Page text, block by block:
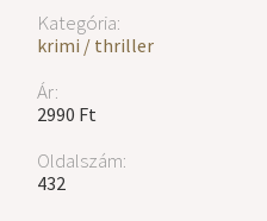
Kategória:
krimi / thriller
Ár:
2990 Ft
Oldalszám:
432